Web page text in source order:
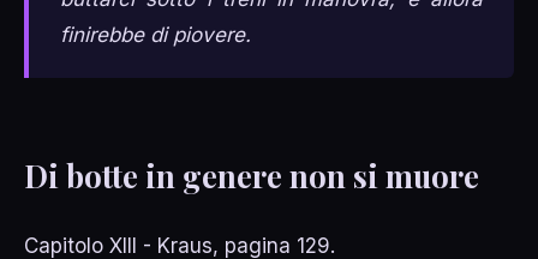
finirebbe di piovere.
Di botte in genere non si muore
Capitolo XIII - Kraus, pagina 129.